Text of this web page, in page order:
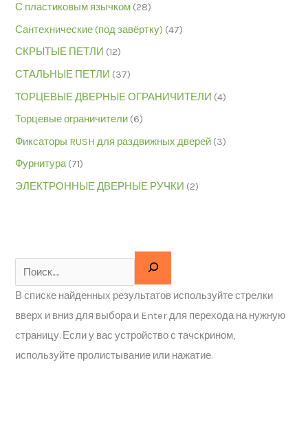
С пластиковым язычком (28)
Сантехнические (под завёртку) (47)
СКРЫТЫЕ ПЕТЛИ (12)
СТАЛЬНЫЕ ПЕТЛИ (37)
ТОРЦЕВЫЕ ДВЕРНЫЕ ОГРАНИЧИТЕЛИ (4)
Торцевые ограничители (6)
Фиксаторы RUSH для раздвижных дверей (3)
Фурнитура (71)
ЭЛЕКТРОННЫЕ ДВЕРНЫЕ РУЧКИ (2)
В списке найденных результатов используйте стрелки
вверх и вниз для выбора и Enter для перехода на нужную
страницу. Если у вас устройство с тачскрином,
используйте пролистывание или нажатие.